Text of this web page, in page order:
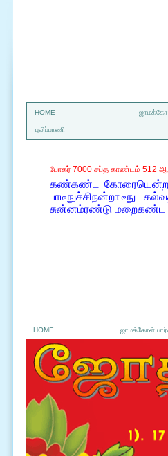
HOME
புலிப்பாணி
போகர் 7000 சப்த காண்டம் 512
கண்கண்ட கோரையென்ற
பாடீநுச்சிநன்றாடீநு
சுன்னம்ரண்டு மறைகண்ட
HOME ஜாமக்கோள்